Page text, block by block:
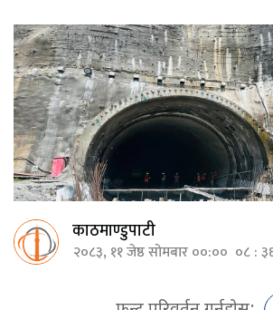
काठमाण्डुपाटी
२०८३, ११ जेष्ठ सोमबार ००:०० ०८ :